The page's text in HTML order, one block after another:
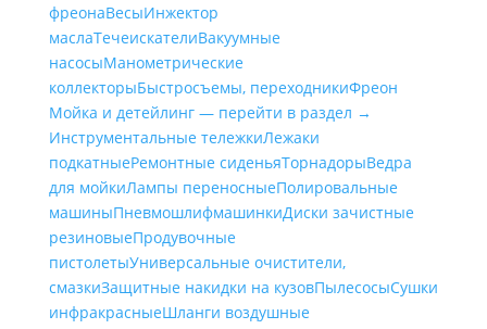
фреонаВесыИнжектор
маслаТечеискателиВакуумные
насосыМанометрические
коллекторыБыстросъемы, переходникиФреон
Мойка и детейлинг — перейти в раздел →
Инструментальные тележкиЛежаки
подкатныеРемонтные сиденьяТорнадорыВедра
для мойкиЛампы переносныеПолировальные
машиныПневмошлифмашинкиДиски зачистные
резиновыеПродувочные
пистолетыУниверсальные очистители,
смазкиЗащитные накидки на кузовПылесосыСушки
инфракрасныеШланги воздушные